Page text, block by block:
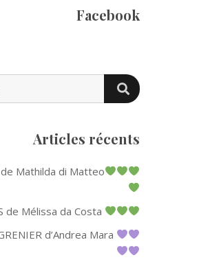
Facebook
SEARCH
Articles récents
de Mathilda di Matteo
de Mélissa da Costa
d’Andrea Mara